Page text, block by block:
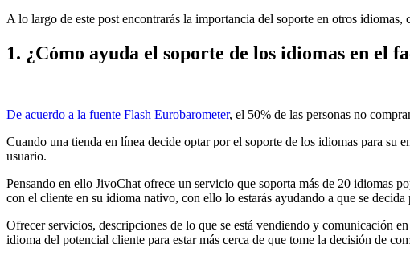
A lo largo de este post encontrarás la importancia del soporte en otros
1. ¿Cómo ayuda el soporte de los idiomas en el
De acuerdo a la fuente Flash Eurobarometer, el 50% de las personas no
Cuando una tienda en línea decide optar por el soporte de los idiomas para su
usuario.
Pensando en ello JivoChat ofrece un servicio que soporta más de 20 idiomas
con el cliente en su idioma nativo, con ello lo estarás ayudando a que se
Ofrecer servicios, descripciones de lo que se está vendiendo y comunicación
idioma del potencial cliente para estar más cerca de que tome la decisión de